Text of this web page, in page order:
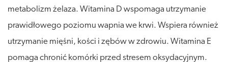
metabolizm żelaza. Witamina D wspomaga utrzymanie
prawidłowego poziomu wapnia we krwi. Wspiera również
utrzymanie mięśni, kości i zębów w zdrowiu. Witamina E
pomaga chronić komórki przed stresem oksydacyjnym.